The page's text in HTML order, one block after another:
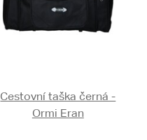
Cestovní taška černá -
Ormi Eran